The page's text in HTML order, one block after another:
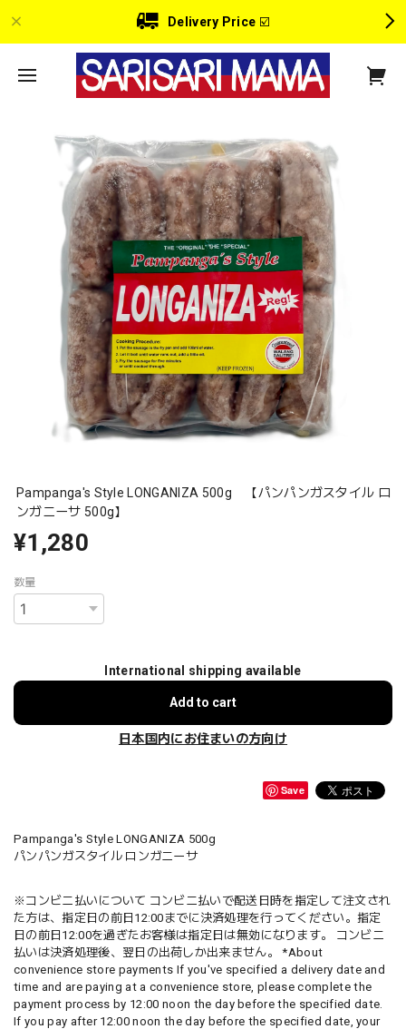
Delivery Price ☑️
Pampanga's Style LONGANIZA 500g 【パンパンガスタイル ロ
ンガニーサ 500g】
¥1,280
数量
International shipping available
Add to cart
日本国内にお住まいの方向け
Save
Pampanga's Style LONGANIZA 500g
パンパンガスタイル ロンガニーサ
※コンビニ払いについて コンビニ払いで配送日時を指定して注文され
た方は、指定日の前日12:00までに決済処理を行ってください。指定
日の前日12:00を過ぎたお客様は指定日は無効になります。 コンビニ
払いは決済処理後、翌日の出荷しか出来ません。 *About
convenience store payments If you've specified a delivery date and
time and are paying at a convenience store, please complete the
payment process by 12:00 noon the day before the specified date.
If you pay after 12:00 noon the day before the specified date, your